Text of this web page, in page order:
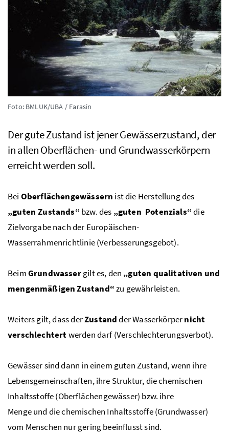
Foto: BMLUK/UBA / Farasin
Der gute Zustand ist jener Gewässerzustand, der
in allen Oberflächen- und Grundwasserkörpern
erreicht werden soll.
Bei Oberflächengewässern ist die Herstellung des
„guten Zustands“ bzw.des „guten Potenzials“die
Zielvorgabe nach der Europäischen-
Wasserrahmenrichtlinie (Verbesserungsgebot).
BeimGrundwassergilt es, den „guten qualitativen und
mengenmäßigen Zustand“zu gewährleisten.
Weiters gilt, dass derZustandder Wasserkörpernicht
verschlechtertwerden darf (Verschlechterungsverbot).
Gewässer sind dann in einem guten Zustand, wenn ihre
Lebensgemeinschaften, ihre Struktur, die chemischen
Inhaltsstoffe (Oberflächengewässer) bzw. ihre
Menge und die chemischen Inhaltsstoffe (Grundwasser)
vom Menschen nur gering beeinflusst sind.